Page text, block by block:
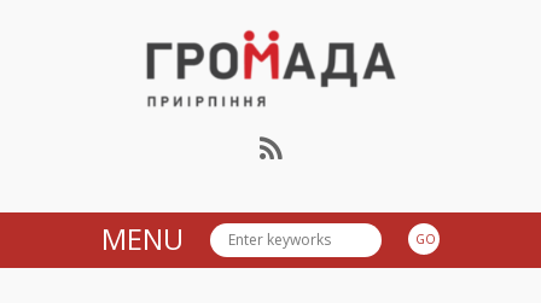
Громада Приірпіння
MENU